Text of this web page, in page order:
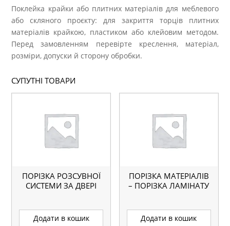
Поклейка крайки або плитних матеріалів для меблевого
або скляного проєкту: для закриття торців плитних
матеріалів крайкою, пластиком або клейовим методом.
Перед замовленням перевірте креслення, матеріал,
розміри, допуски й сторону обробки.
СУПУТНІ ТОВАРИ
ПОРІЗКА РОЗСУВНОЇ
СИСТЕМИ ЗА ДВЕРІ
Додати в кошик
ПОРІЗКА МАТЕРІАЛІВ
– ПОРІЗКА ЛАМІНАТУ
Додати в кошик